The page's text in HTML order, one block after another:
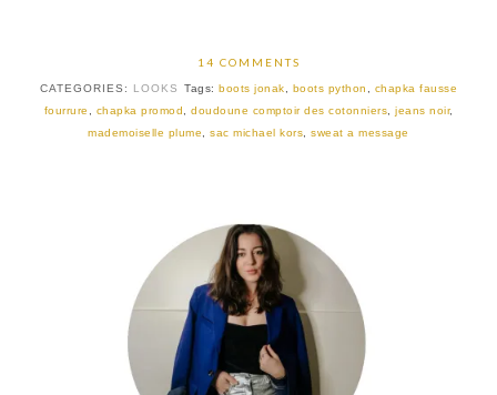
14 COMMENTS
CATEGORIES: LOOKS Tags: boots jonak boots python
chapka fausse
fourrure
chapka promod doudoune comptoir des cotonniers jeans noir,
mademoiselle plume
,sac michael kors ,sweat a message